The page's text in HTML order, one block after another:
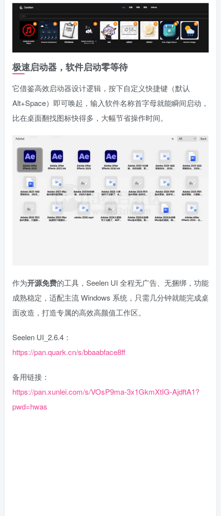
极速启动器，软件启动零等待
它借鉴高效启动器设计逻辑，按下自定义快捷键（默认
Alt+Space）即可唤起，输入软件名称首字母就能瞬间启动，
比在桌面翻找图标快得多，大幅节省操作时间。
作为开源免费的工具，Seelen UI 全程无广告、无捆绑，功能
成熟稳定，适配主流 Windows 系统，只需几分钟就能完成桌
面改造，打造专属的高效高颜值工作区。
Seelen UI_2.6.4：
https://pan.quark.cn/s/bbaabface8ff
备用链接：
https://pan.xunlei.com/s/VOsP9ma-3x1GkmXtIG-AjdftA1?
pwd=hwas